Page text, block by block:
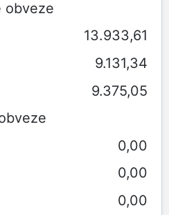
obveze
13.933,61
9.131,34
9.375,05
0,00
0,00
0,00